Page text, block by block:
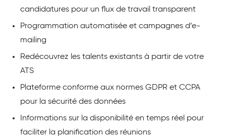
candidatures pour un flux de travail transparent
Programmation automatisée et campagnes d’e-
mailing
Redécouvrez les talents existants à partir de votre
ATS
Plateforme conforme aux normes GDPR et CCPA
pour la sécurité des données
Informations sur la disponibilité en temps réel pour
faciliter la planification des réunions